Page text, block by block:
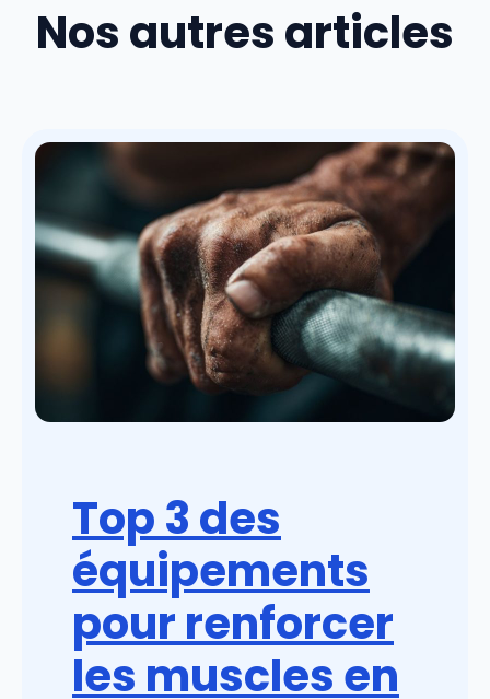
Nos autres articles
Top 3 des
équipements
pour renforcer
les muscles en